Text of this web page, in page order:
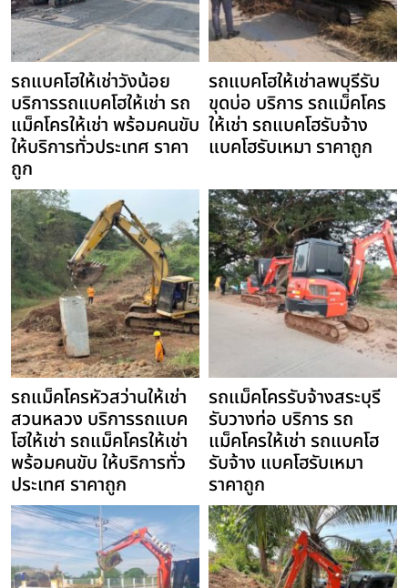
รถแบคโฮให้เช่าวังน้อย
บริการรถแบคโฮให้เช่า รถ
แม็คโครให้เช่า พร้อมคนขับ
ให้บริการทั่วประเทศ ราคา
ถูก
รถแบคโฮให้เช่าลพบุรีรับ
ขุดบ่อ บริการ รถแม็คโคร
ให้เช่า รถแบคโฮรับจ้าง
แบคโฮรับเหมา ราคาถูก
รถแม็คโครหัวสว่านให้เช่า
สวนหลวง บริการรถแบค
โฮให้เช่า รถแม็คโครให้เช่า
พร้อมคนขับ ให้บริการทั่ว
ประเทศ ราคาถูก
รถแม็คโครรับจ้างสระบุรี
รับวางท่อ บริการ รถ
แม็คโครให้เช่า รถแบคโฮ
รับจ้าง แบคโฮรับเหมา
ราคาถูก